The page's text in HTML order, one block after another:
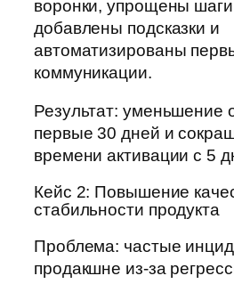
воронки, упрощены шаги
добавлены подсказки и
автоматизированы
коммуникации.
Результат: уменьшение
первые 30 дней и
времени активации с 5
Кейс 2: Повышение
стабильности продукта
Проблема: частые
продакшне из-за